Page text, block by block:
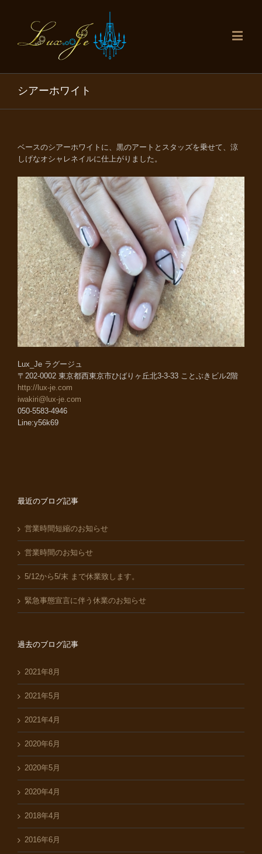
シアーホワイト
ベースのシアーホワイトに、黒のアートとスタッズを乗せて、涼
しげなオシャレネイルに仕上がりました。
Lux_Je ラグージュ
〒202-0002 東京都西東京市ひばりヶ丘北3-3-33 ことぶきビル2階
http://lux-je.com
iwakiri@lux-je.com
050-5583-4946
Line:y56k69
最近のブログ記事
営業時間短縮のお知らせ
営業時間のお知らせ
5/12から5/末 まで休業致します。
緊急事態宣言に伴う休業のお知らせ
過去のブログ記事
2021年8月
2021年5月
2021年4月
2020年6月
2020年5月
2020年4月
2018年4月
2016年6月